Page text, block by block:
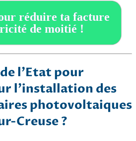
réduire ta facture
de moitié !
l’Etat pour
l’installation des
photovoltaiques
Creuse ?